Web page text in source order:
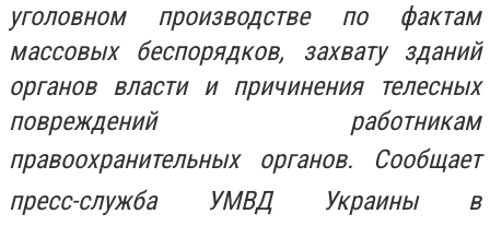
уголовном производстве по фактам
массовых беспорядков, захвату зданий
органов власти и причинения телесных
повреждений работникам
правоохранительных органов. Сообщает
пресс-служба УМВД Украины в